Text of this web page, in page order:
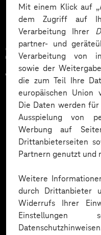
Mit einem Klick auf
dem Zugriff auf
Verarbeitung Ihrer
partner- und
Verarbeitung von
sowie der
die zum Teil Ihre
europäischen Union
Die Daten werden
Ausspielung von
Werbung auf
Drittanbieterseiten
Partnern genutzt und
Weitere
durch Drittanbieter
Widerrufs Ihrer
Zahlreiche
vertrauen
Expertise.